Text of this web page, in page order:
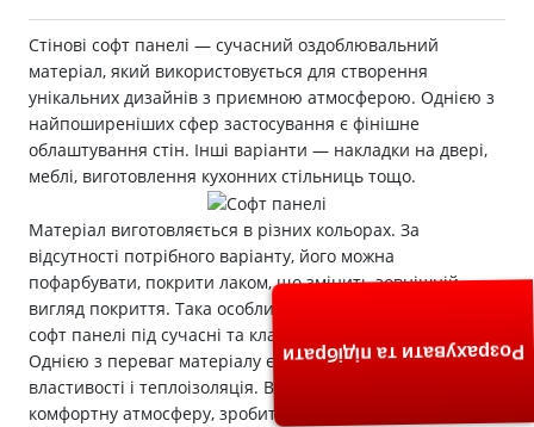
Стінові софт панелі — сучасний оздоблювальний
матеріал, який використовується для створення
унікальних дизайнів з приємною атмосферою. Однією з
найпоширеніших сфер застосування є фінішне
облаштування стін. Інші варіанти — накладки на двері,
меблі, виготовлення кухонних стільниць тощо.
Матеріал виготовляється в різних кольорах. За
відсутності потрібного варіанту, його можна
пофарбувати, покрити лаком, що змінить зовнішній
вигляд покриття. Така особливість дозволяє адаптувати
софт панелі під сучасні та класичні інтер’єри.
Однією з переваг матеріалу є звукопоглинаючі
властивості і теплоізоляція. Він здатний створити
комфортну атмосферу, зробити будь-яке приміщення
Розрахувати та підібрати